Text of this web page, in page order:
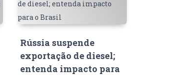
Rússia suspende
exportação de diesel;
entenda impacto para